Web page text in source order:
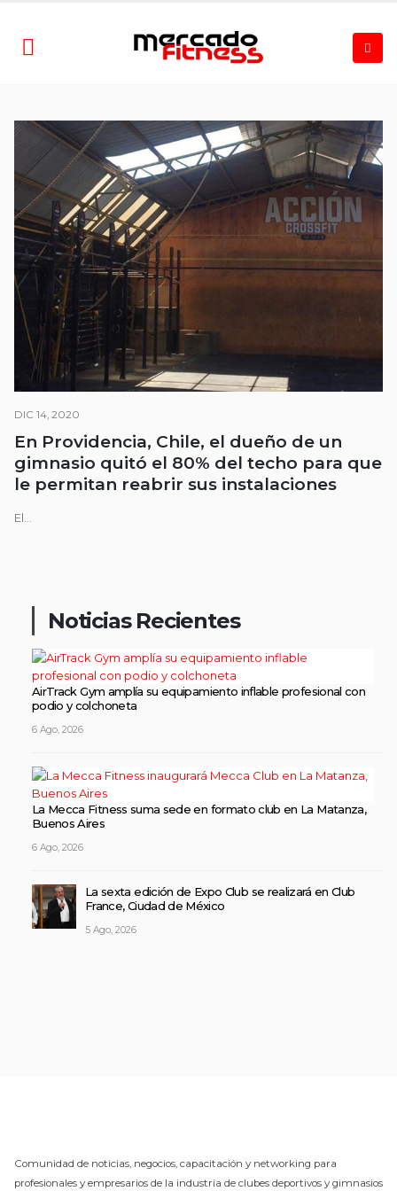
DIC 14, 2020
En Providencia, Chile, el dueño de un
gimnasio quitó el 80% del techo para que
le permitan reabrir sus instalaciones
El...
Noticias Recientes
AirTrack Gym amplía su equipamiento inflable profesional con
podio y colchoneta
6 Ago, 2026
La Mecca Fitness suma sede en formato club en La Matanza,
Buenos Aires
6 Ago, 2026
La sexta edición de Expo Club se realizará en Club
France, Ciudad de México
5 Ago, 2026
Comunidad de noticias, negocios, capacitación y networking para
profesionales y empresarios de la industria de clubes deportivos y gimnasios